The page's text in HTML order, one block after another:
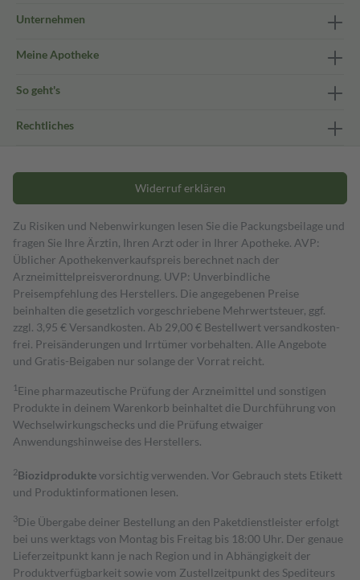
Unternehmen
Meine Apotheke
So geht's
Rechtliches
Widerruf erklären
Zu Risiken und Nebenwirkungen lesen Sie die Packungsbeilage und
fragen Sie Ihre Ärztin, Ihren Arzt oder in Ihrer Apotheke. AVP:
Üblicher Apothekenverkaufspreis berechnet nach der
Arzneimittelpreisverordnung. UVP: Unverbindliche
Preisempfehlung des Herstellers. Die angegebenen Preise
beinhalten die gesetzlich vorgeschriebene Mehrwertsteuer, ggf.
zzgl. 3,95 € Versandkosten. Ab 29,00 € Bestell­wert versand­kosten­
frei. Preisänderungen und Irrtümer vorbehalten. Alle Angebote
und Gratis-Beigaben nur solange der Vorrat reicht.
1 Eine pharmazeutische Prüfung der Arzneimittel und sonstigen
Produkte in deinem Warenkorb beinhaltet die Durchführung von
Wechselwirkungschecks und die Prüfung etwaiger
Anwendungshinweise des Herstellers.
2Biozidproduktevorsichtig verwenden. Vor Gebrauch stets Etikett
und Produktinformationen lesen.
3Die Übergabe deiner Bestellung an den Paketdienstleister erfolgt
bei uns werktags von Montag bis Freitag bis 18:00 Uhr. Der genaue
Lieferzeitpunkt kann je nach Region und in Abhängigkeit der
Produktverfügbarkeit sowie vom Zustellzeitpunkt des Spediteurs